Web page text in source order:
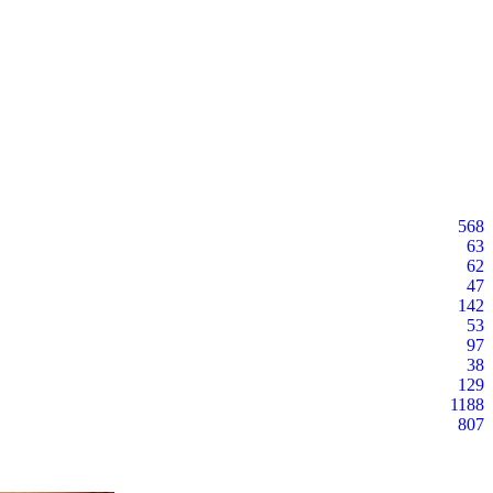
568
63
62
47
142
53
97
38
129
1188
807